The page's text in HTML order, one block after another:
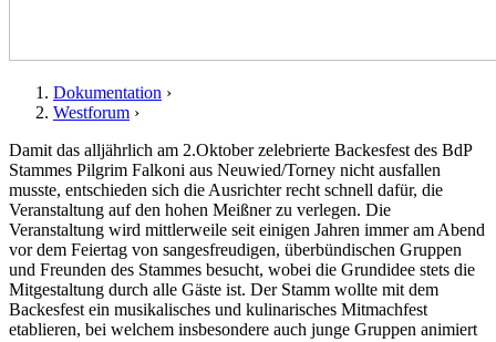
Sie sind hier
Dokumentation ›
Westforum ›
Damit das alljährlich am 2.Oktober zelebrierte Backesfest des BdP
Stammes Pilgrim Falkoni aus Neuwied/Torney nicht ausfallen
musste, entschieden sich die Ausrichter recht schnell dafür, die
Veranstaltung auf den hohen Meißner zu verlegen. Die
Veranstaltung wird mittlerweile seit einigen Jahren immer am Abend
vor dem Feiertag von sangesfreudigen, überbündischen Gruppen
und Freunden des Stammes besucht, wobei die Grundidee stets die
Mitgestaltung durch alle Gäste ist. Der Stamm wollte mit dem
Backesfest ein musikalisches und kulinarisches Mitmachfest
etablieren, bei welchem insbesondere auch junge Gruppen animiert